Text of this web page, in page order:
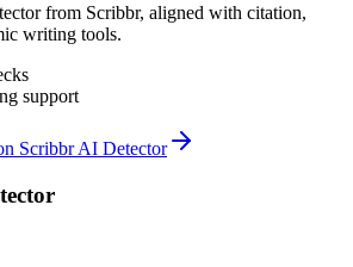
from Scribbr, aligned with citation,
writing tools.
support
Scribbr AI Detector